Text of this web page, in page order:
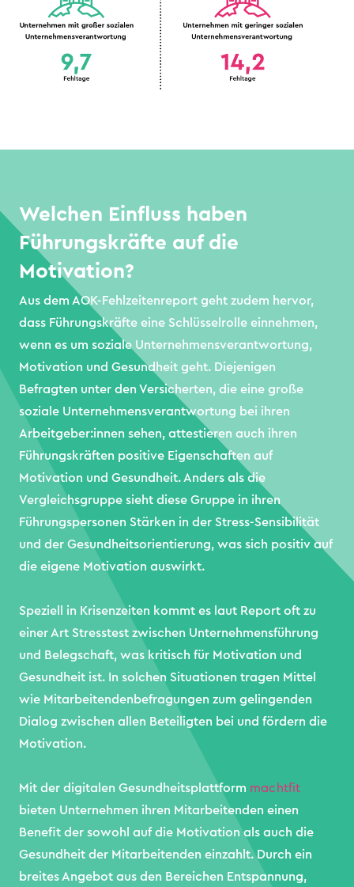
Welchen Einfluss haben
Führungskräfte auf die
Motivation?
Aus dem AOK-Fehlzeitenreport geht zudem hervor,
dass Führungskräfte eine Schlüsselrolle einnehmen,
wenn es um soziale Unternehmensverantwortung,
Motivation und Gesundheit geht. Diejenigen
Befragten unter den Versicherten, die eine große
soziale Unternehmensverantwortung bei ihren
Arbeitgeber:innen sehen, attestieren auch ihren
Führungskräften positive Eigenschaften auf
Motivation und Gesundheit. Anders als die
Vergleichsgruppe sieht diese Gruppe in ihren
Führungspersonen Stärken in der Stress-Sensibilität
und der Gesundheitsorientierung, was sich positiv auf
die eigene Motivation auswirkt.
Speziell in Krisenzeiten kommt es laut Report oft zu
einer Art Stresstest zwischen Unternehmensführung
und Belegschaft, was kritisch für Motivation und
Gesundheit ist. In solchen Situationen tragen Mittel
wie Mitarbeitendenbefragungen zum gelingenden
Dialog zwischen allen Beteiligten bei und fördern die
Motivation.
Mit der digitalen Gesundheitsplattform machtfit
bieten Unternehmen ihren Mitarbeitenden einen
Benefit der sowohl auf die Motivation als auch die
Gesundheit der Mitarbeitenden einzahlt. Durch ein
breites Angebot aus den Bereichen Entspannung,